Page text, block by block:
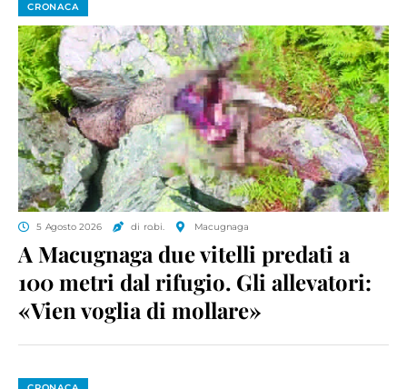
CRONACA
5 Agosto 2026 di ro.bi. Macugnaga
A Macugnaga due vitelli predati a
100 metri dal rifugio. Gli allevatori:
«Vien voglia di mollare»